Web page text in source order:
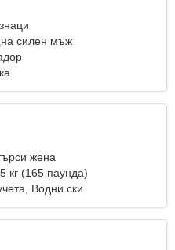
силен мъж
жена
кг (165 паунда)
Водни ски